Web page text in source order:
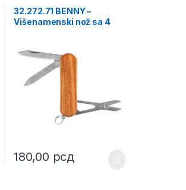
the product page
32.272.71 BENNY –
Višenamenski nož sa 4
180,00 рсд